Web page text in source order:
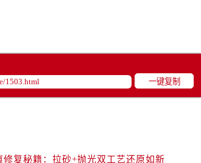
一键复制
修复秘籍：拉砂+抛光双工艺还原如新